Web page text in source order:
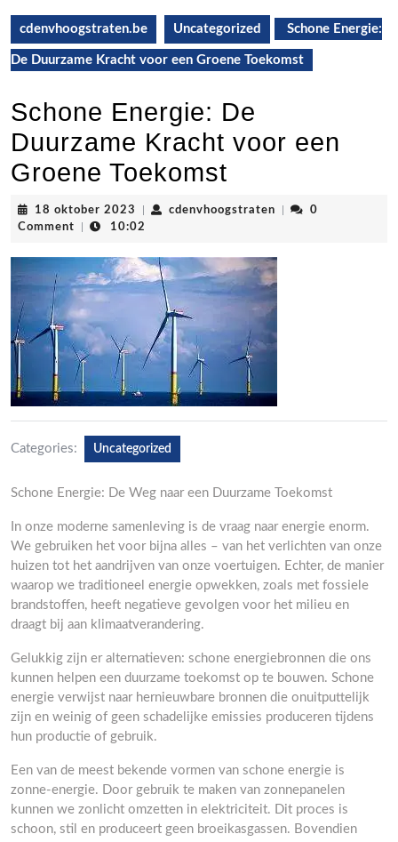
cdenvhoogstraten.be Uncategorized Schone Energie:
De Duurzame Kracht voor een Groene Toekomst
Schone Energie: De
Duurzame Kracht voor een
Groene Toekomst
18 oktober 2023 18
oktober
cdenvhoogstraten cdenvhoogstraten
0
Comment
10:02
Categories: Uncategorized
Schone Energie: De Weg naar een Duurzame Toekomst
In onze moderne samenleving is de vraag naar energie enorm.
We gebruiken het voor bijna alles – van het verlichten van onze
huizen tot het aandrijven van onze voertuigen. Echter, de manier
waarop we traditioneel energie opwekken, zoals met fossiele
brandstoffen, heeft negatieve gevolgen voor het milieu en
draagt bij aan klimaatverandering.
Gelukkig zijn er alternatieven: schone energiebronnen die ons
kunnen helpen een duurzame toekomst op te bouwen. Schone
energie verwijst naar hernieuwbare bronnen die onuitputtelijk
zijn en weinig of geen schadelijke emissies produceren tijdens
hun productie of gebruik.
Een van de meest bekende vormen van schone energie is
zonne-energie. Door gebruik te maken van zonnepanelen
kunnen we zonlicht omzetten in elektriciteit. Dit proces is
schoon, stil en produceert geen broeikasgassen. Bovendien